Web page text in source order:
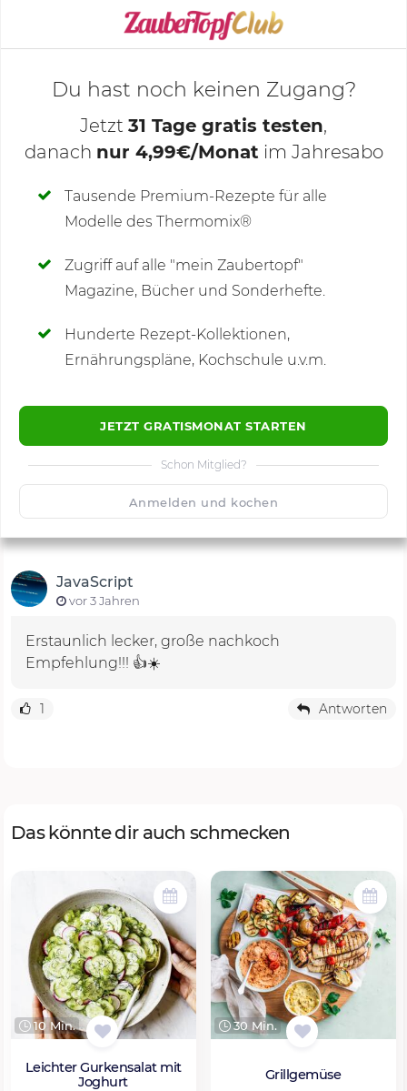
KOCHMODUS STARTEN
Deine Notizen
Du hast noch keinen Zugang?
Jetzt 31 Tage gratis testen,
danach nur 4,99€/Monat im Jahresabo
Tausende Premium-Rezepte für alle
Modelle des Thermomix®
Zugriff auf alle "mein Zaubertopf"
Magazine, Bücher und Sonderhefte.
Hunderte Rezept-Kollektionen,
Ernährungspläne, Kochschule u.v.m.
JETZT GRATISMONAT STARTEN
Schon Mitglied?
Anmelden und kochen
Kommentare(1)
🙂 Speichern
JavaScript
vor 3 Jahren
Erstaunlich lecker, große nachkoch
Empfehlung!!! 👍☀️
1 Antworten
Das könnte dir auch schmecken
10 Min.
Leichter Gurkensalat mit
Joghurt
30 Min.
Grillgemüse